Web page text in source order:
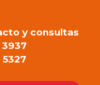
y consultas
3937
5327